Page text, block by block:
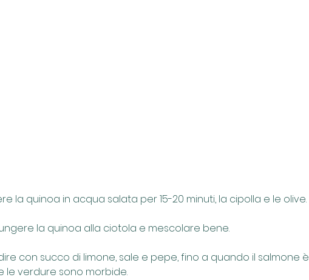
la quinoa in acqua salata per 15-20 minuti, la cipolla e le olive.
la quinoa alla ciotola e mescolare bene.
con succo di limone, sale e pepe, fino a quando il salmone è
le verdure sono morbide.